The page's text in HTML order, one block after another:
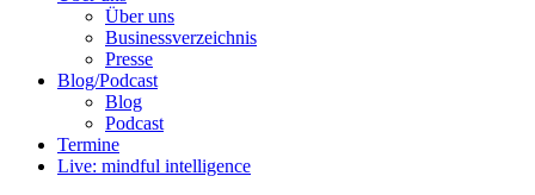
Über uns
Businessverzeichnis
Presse
Blog/Podcast
Blog
Podcast
Termine
Live: mindful intelligence